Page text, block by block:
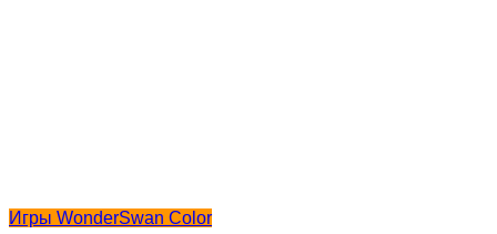
Игры WonderSwan Color